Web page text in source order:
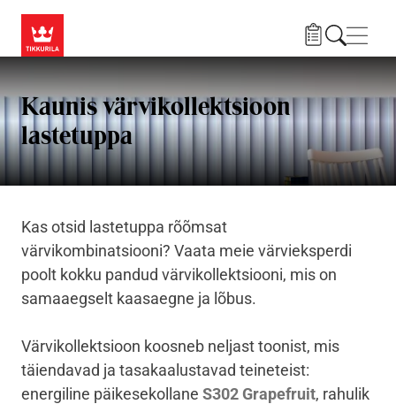
Kaunis värvikollektsioon
lastetuppa
Kas otsid lastetuppa rõõmsat
värvikombinatsiooni? Vaata meie värvieksperdi
poolt kokku pandud värvikollektsiooni, mis on
samaaegselt kaasaegne ja lõbus.
Värvikollektsioon koosneb neljast toonist, mis
täiendavad ja tasakaalustavad teineteist:
energiline päikesekollane S302 Grapefruit, rahulik